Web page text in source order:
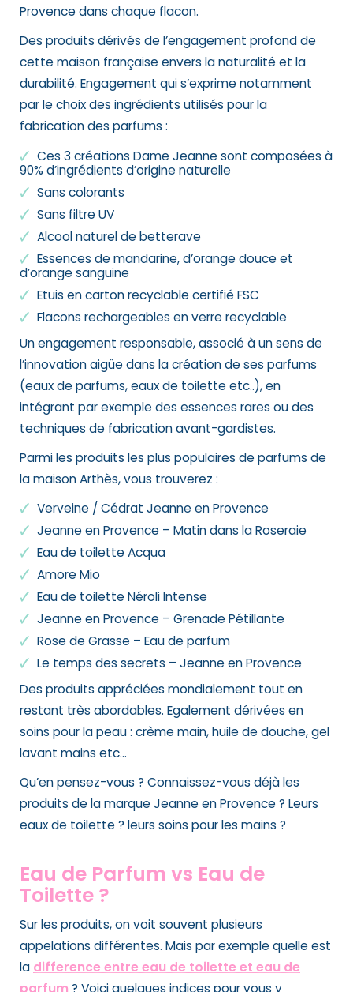
Provence dans chaque flacon.
Des produits dérivés de l’engagement profond de
cette maison française envers la naturalité et la
durabilité. Engagement qui s’exprime notamment
par le choix des ingrédients utilisés pour la
fabrication des parfums :
Ces 3 créations Dame Jeanne sont composées à
90% d’ingrédients d’origine naturelle
Sans colorants
Sans filtre UV
Alcool naturel de betterave
Essences de mandarine, d’orange douce et
d’orange sanguine
Etuis en carton recyclable certifié FSC
Flacons rechargeables en verre recyclable
Un engagement responsable, associé à un sens de
l’innovation aigüe dans la création de ses parfums
(eaux de parfums, eaux de toilette etc..), en
intégrant par exemple des essences rares ou des
techniques de fabrication avant-gardistes.
Parmi les produits les plus populaires de parfums de
la maison Arthès, vous trouverez :
Verveine / Cédrat Jeanne en Provence
Jeanne en Provence – Matin dans la Roseraie
Eau de toilette Acqua
Amore Mio
Eau de toilette Néroli Intense
Jeanne en Provence – Grenade Pétillante
Rose de Grasse – Eau de parfum
Le temps des secrets – Jeanne en Provence
Des produits appréciées mondialement tout en
restant très abordables. Egalement dérivées en
soins pour la peau : crème main, huile de douche, gel
lavant mains etc…
Qu’en pensez-vous ? Connaissez-vous déjà les
produits de la marque Jeanne en Provence ? Leurs
eaux de toilette ? leurs soins pour les mains ?
Eau de Parfum vs Eau de
Toilette ?
Sur les produits, on voit souvent plusieurs
appelations différentes. Mais par exemple quelle est
la difference entre eau de toilette et eau de